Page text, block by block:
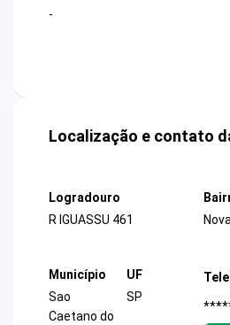
-
Localização e contato
Logradouro
R IGUASSU 461
Município
Sao
Caetano do
UF
SP